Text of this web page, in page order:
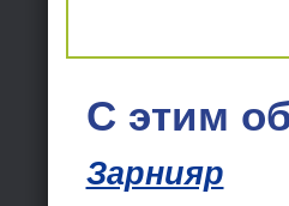
С этим
Зарнияр